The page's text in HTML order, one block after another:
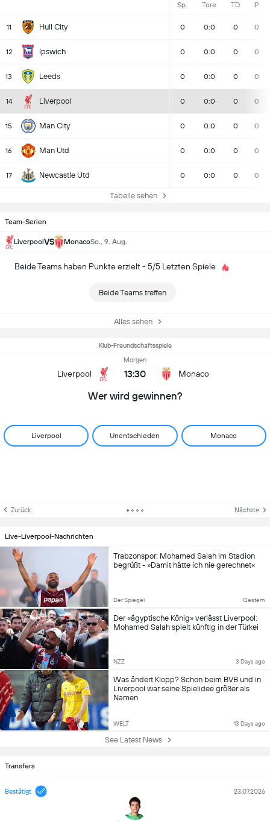
Sp. Tore TD P
11 Hull City 0 0:0 0 0
12 Ipswich 0 0:0 0 0
13 Leeds 0 0:0 0 0
14 Liverpool 0 0:0 0 0
15 Man City 0 0:0 0 0
16 Man Utd 0 0:0 0 0
17 Newcastle Utd 0 0:0 0 0
Tabelle sehen
Team-Serien
LiverpoolVS MonacoSo., 9. Aug.
Beide Teams haben Punkte erzielt - 5/5 Letzten Spiele
Beide Teams treffen
Alles sehen
Klub-Freundschaftsspiele
Liverpool
Morgen
13:30 Monaco
Wer wird gewinnen?
Liverpool Unentschieden Monaco
Zurück Nächste
Live-Liverpool-Nachrichten
Trabzonspor: Mohamed Salah im Stadion
begrüßt - »Damit hätte ich nie gerechnet«
Der Spiegel Gestern
Der «ägyptische König» verlässt Liverpool:
Mohamed Salah spielt künftig in der Türkei
NZZ 3 Days ago
Was ändert Klopp? Schon beim BVB und in
Liverpool war seine Spielidee größer als
Namen
WELT 13 Days ago
See Latest News
Transfers
Bestätigt 23.07.2026